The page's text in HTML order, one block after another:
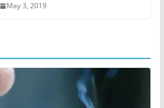
May 3, 2019